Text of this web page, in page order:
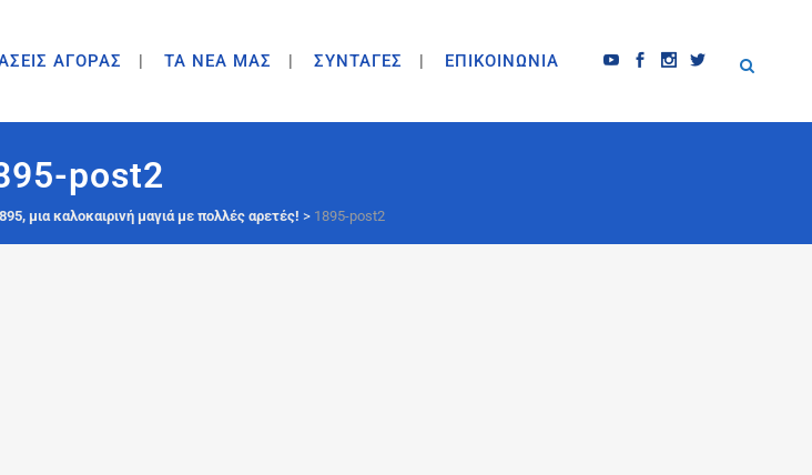
ΑΓΟΡΑΣ ΤΑ ΝΕΑ ΜΑΣ ΣΥΝΤΑΓΕΣ ΕΠΙΚΟΙΝΩΝΙΑ
post2
μια καλοκαιρινή μαγιά με πολλές αρετές! > 1895-post2